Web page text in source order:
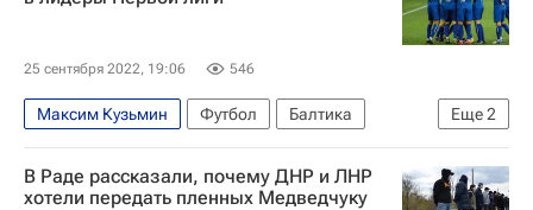
25 сентября 2022, 19:06 546
Еще2
Максим Кузьмин Футбол
Балтика
Енисей
Первая лига
В Раде рассказали, почему ДНР и ЛНР
хотели передать пленных Медведчуку